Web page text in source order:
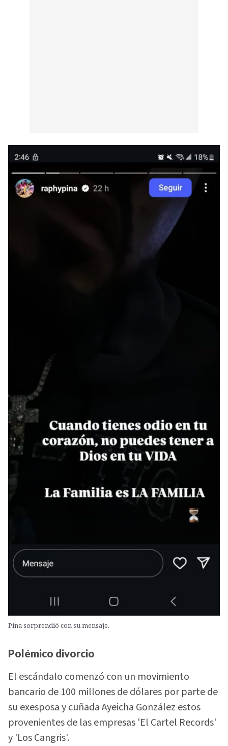
Pina sorprendió con su mensaje.
Polémico divorcio
El escándalo comenzó con un movimiento
bancario de 100 millones de dólares por parte de
su exesposa y cuñada Ayeicha González estos
provenientes de las empresas 'El Cartel Records'
y 'Los Cangris'.